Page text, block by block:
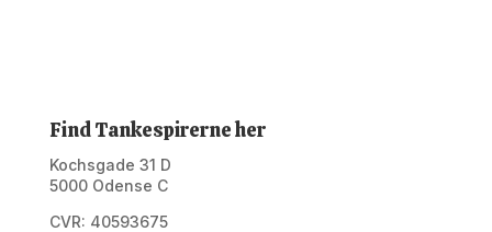
Find Tankespirerne her
Kochsgade 31 D
5000 Odense C
CVR: 40593675